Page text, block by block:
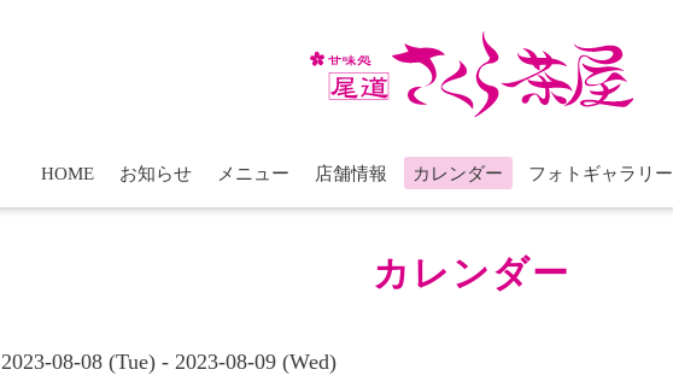
HOME お知らせ メニュー 店舗情報 カレンダー フォトギャラリー
カレンダー
2023-08-08 (Tue) - 2023-08-09 (Wed)